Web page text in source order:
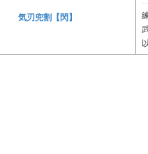
気刃兜割【閃】